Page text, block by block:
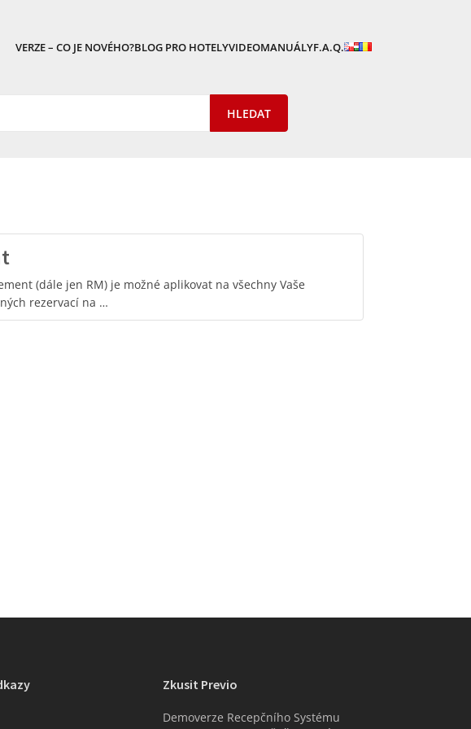
VERZE – CO JE NOVÉHO?BLOG PRO HOTELYVIDEOMANUÁLYF.A.Q.
(dále jen RM) je možné aplikovat na všechny Vaše
rezervací na …
Zkusit Previo
Demoverze Recepčního Systému